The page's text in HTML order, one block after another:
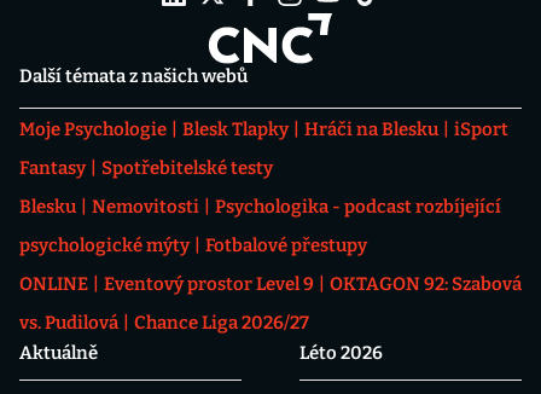
Další témata z našich webů
Moje Psychologie Blesk Tlapky Hráči na Blesku
iSport
Fantasy
Spotřebitelské testy
Blesku
Nemovitosti
Psychologika - podcast rozbíjející
psychologické mýty
Fotbalové přestupy
ONLINE
Eventový prostor Level 9
OKTAGON 92: Szabová
vs. Pudilová
Chance Liga 2026/27
Aktuálně
Léto 2026